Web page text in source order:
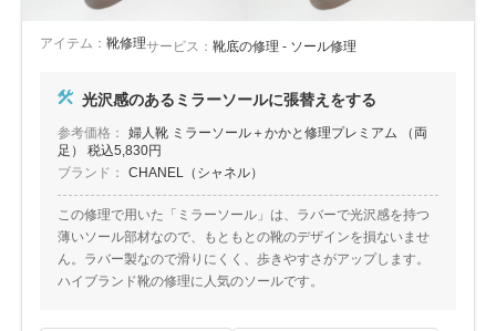
アイテム： 靴修理サービス： 靴底の修理 - ソール修理
光沢感のあるミラーソールに張替えをする
参考価格：
婦人靴 ミラーソール＋かかと修理プレミアム （両
足） 税込5,830円
ブランド：
CHANEL（シャネル）
この修理で用いた「ミラーソール」は、ラバーで光沢感を持つ
薄いソール部材なので、もともとの靴のデザインを損ないませ
ん。ラバー製なので滑りにくく、歩きやすさがアップします。
ハイブランド靴の修理に人気のソールです。